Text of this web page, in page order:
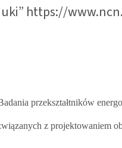
https://
przekształtników
z projektowaniem